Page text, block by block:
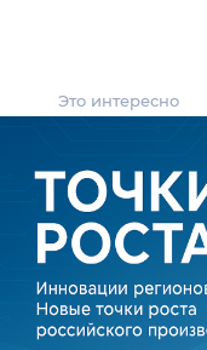
Это интересно